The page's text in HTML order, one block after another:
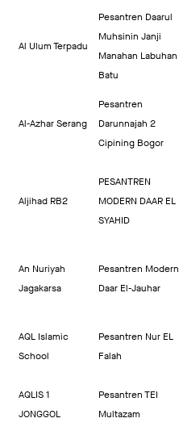
Al Ulum Terpadu
Pesantren Daarul
Muhsinin Janji
Manahan Labuhan
Batu
Al-Azhar Serang
Pesantren
Darunnajah 2
Cipining Bogor
Aljihad RB2
PESANTREN
MODERN DAAR EL
SYAHID
An Nuriyah
Jagakarsa
Pesantren Modern
Daar El-Jauhar
AQL Islamic
School
Pesantren Nur EL
Falah
AQLIS 1
JONGGOL
Pesantren TEI
Multazam